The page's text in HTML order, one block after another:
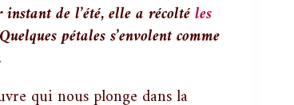
de l’été, elle a récoltéles
pétales s’envolent comme
qui nous plonge dans la